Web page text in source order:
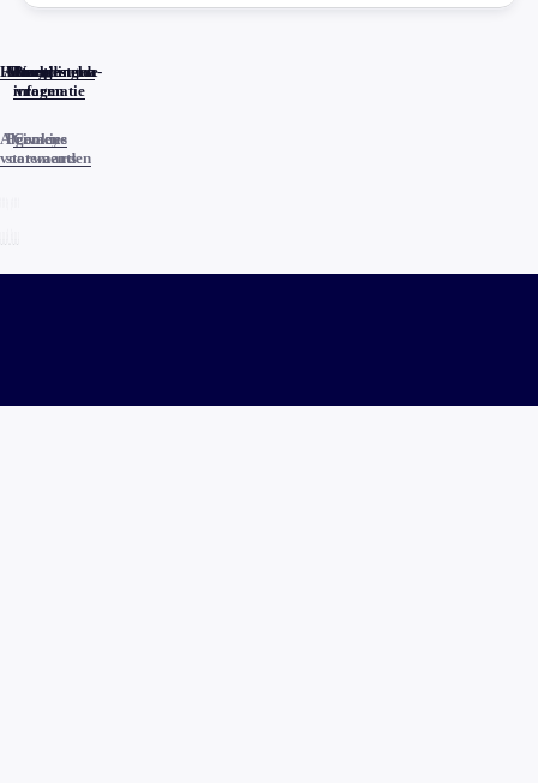
Home
Actueel
Uitzendingen
Reacties
Programma-
informatie
Veelgestelde
vragen
Algemene
voorwaarden
Privacy
statements
Cookies